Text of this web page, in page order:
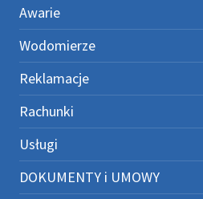
Awarie
Wodomierze
Reklamacje
Rachunki
Usługi
DOKUMENTY i UMOWY